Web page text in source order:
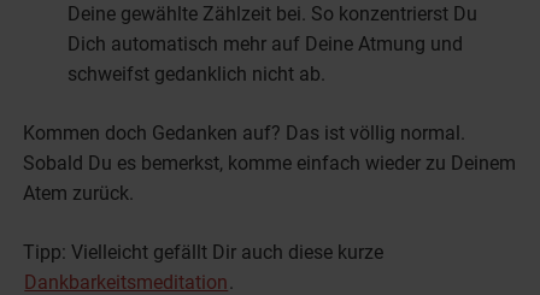
Deine gewählte Zählzeit bei. So konzentrierst Du
Dich automatisch mehr auf Deine Atmung und
schweifst gedanklich nicht ab.
Kommen doch Gedanken auf? Das ist völlig normal.
Sobald Du es bemerkst, komme einfach wieder zu Deinem
Atem zurück.
Tipp: Vielleicht gefällt Dir auch diese kurze
Dankbarkeitsmeditation.